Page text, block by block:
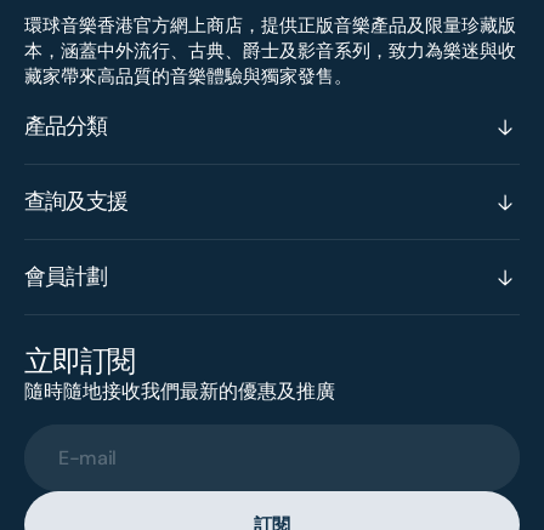
環球音樂香港官方網上商店，提供正版音樂產品及限量珍藏版
本，涵蓋中外流行、古典、爵士及影音系列，致力為樂迷與收
藏家帶來高品質的音樂體驗與獨家發售。
產品分類
查詢及支援
會員計劃
立即訂閱
隨時隨地接收我們最新的優惠及推廣
E-mail